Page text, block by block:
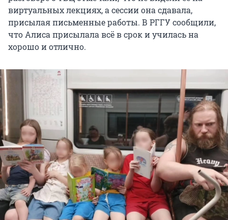
виртуальных лекциях, а сессии она сдавала,
присылая письменные работы. В РГГУ сообщили,
что Алиса присылала всё в срок и училась на
хорошо и отлично.